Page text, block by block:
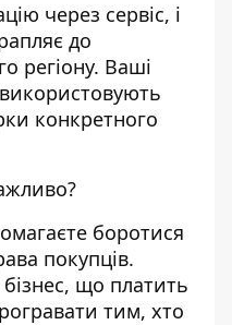
через сервіс, і
до
регіону. Ваші
використовують
конкретного
боротися
покупців.
бізнес, що платить
тим, хто